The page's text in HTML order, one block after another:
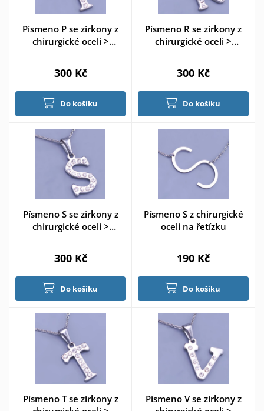
Písmeno P se zirkony z
chirurgické oceli >
300 Kč
Do košíku
Písmeno R se zirkony z
chirurgické oceli >
300 Kč
Do košíku
Písmeno S se zirkony z
chirurgické oceli >
300 Kč
Do košíku
Písmeno S z chirurgické
oceli na řetízku
190 Kč
Do košíku
Písmeno T se zirkony z
Písmeno V se zirkony z